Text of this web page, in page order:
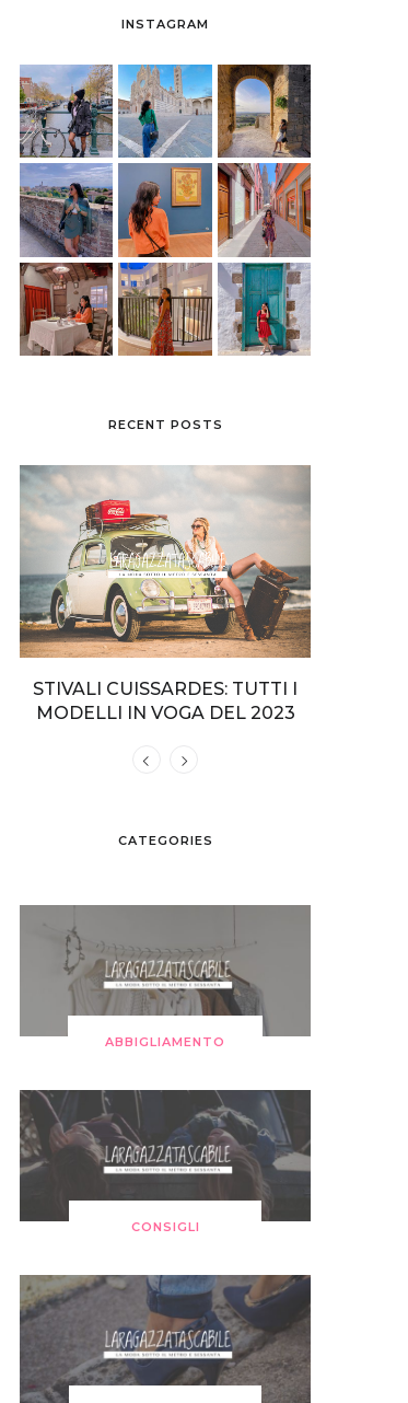
INSTAGRAM
RECENT POSTS
STIVALI CUISSARDES: TUTTI I
MODELLI IN VOGA DEL 2023
CATEGORIES
ABBIGLIAMENTO
CONSIGLI